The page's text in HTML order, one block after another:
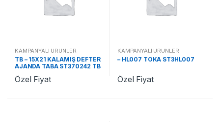
KAMPANYALI ÜRÜNLER
TB – 15X21 KALAMIŞ DEFTER
AJANDA TABA ST370242 TB
Özel Fiyat
KAMPANYALI ÜRÜNLER
– HL007 TOKA ST3HL007
Özel Fiyat